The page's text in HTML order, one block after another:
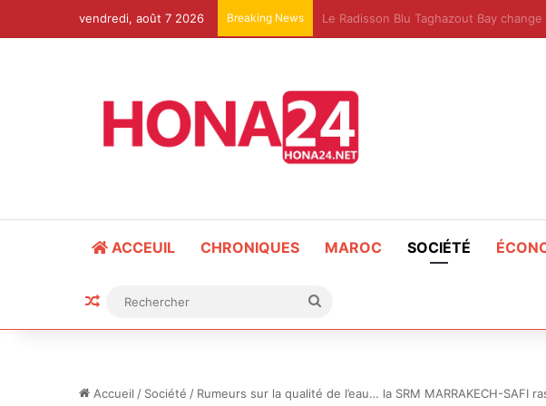
vendredi, août 7 2026 Breaking News Agence Nationale des Eaux et
ACCEUIL CHRONIQUES MAROC SOCIÉTÉ
Article Aléatoire
Accueil / Société / Rumeurs sur la qualité de l’eau… la SRM MARRAKECH-SAFI